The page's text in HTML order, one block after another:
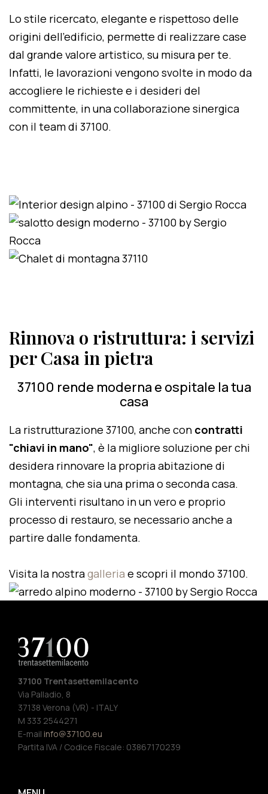
Lo stile ricercato, elegante e rispettoso delle
origini dell'edificio, permette di realizzare case
dal grande valore artistico, su misura per te.
Infatti, le lavorazioni vengono svolte in modo da
accogliere le richieste e i desideri del
committente, in una collaborazione sinergica
con il team di 37100.
Rinnova o ristruttura: i servizi
per Casa in pietra
37100 rende moderna e ospitale la tua
casa
La ristrutturazione 37100, anche con contratti
"chiavi in mano", è la migliore soluzione per chi
desidera rinnovare la propria abitazione di
montagna, che sia una prima o seconda casa.
Gli interventi risultano in un vero e proprio
processo di restauro, se necessario anche a
partire dalle fondamenta.
Visita la nostragalleria e scopri il mondo 37100.
37100 Trentasettemilacento
Via Palladio, 8
37138 Verona (VR) - ITALY
M 333 2544271
E-mail info@37100.eu
Partita IVA / Codice Fiscale: 03867170239